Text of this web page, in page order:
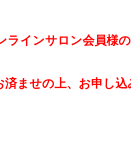
インサロン会員様
ませの上、お申し込